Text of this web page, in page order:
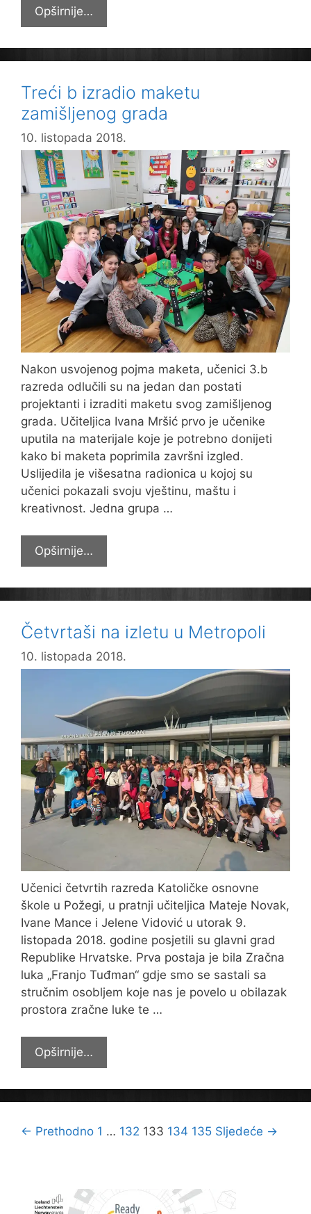
Opširnije…
a
izradio
maketu
sv.
Terezije
Avilske
Treći b izradio maketu
zamišljenog grada
10. listopada 2018.
Nakon usvojenog pojma maketa, učenici 3.b
razreda odlučili su na jedan dan postati
projektanti i izraditi maketu svog zamišljenog
grada. Učiteljica Ivana Mršić prvo je učenike
uputila na materijale koje je potrebno donijeti
kako bi maketa poprimila završni izgled.
Uslijedila je višesatna radionica u kojoj su
učenici pokazali svoju vještinu, maštu i
kreativnost. Jedna grupa …
Opširnije…
b
izradio
maketu
grada
Četvrtaši na izletu u Metropoli
10. listopada 2018.
Učenici četvrtih razreda Katoličke osnovne
škole u Požegi, u pratnji učiteljica Mateje Novak,
Ivane Mance i Jelene Vidović u utorak 9.
listopada 2018. godine posjetili su glavni grad
Republike Hrvatske. Prva postaja je bila Zračna
luka „Franjo Tuđman“ gdje smo se sastali sa
stručnim osobljem koje nas je povelo u obilazak
prostora zračne luke te …
Opširnije…
na
izletu
u
Navigacija
← Prethodno 1 … 132 133 134 135 Sljedeće →